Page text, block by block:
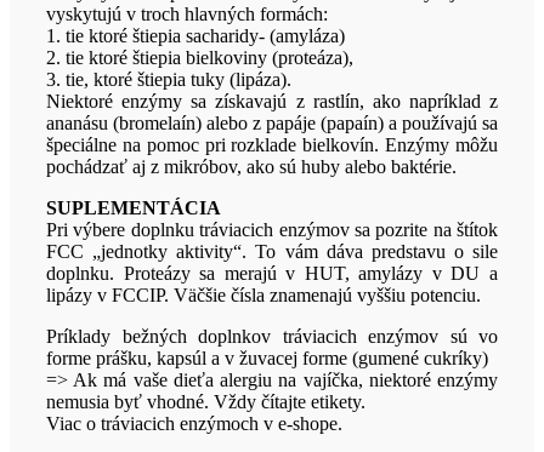
vyskytujú v troch hlavných formách:
1. tie ktoré štiepia sacharidy- (amyláza)
2. tie ktoré štiepia bielkoviny (proteáza),
3. tie, ktoré štiepia tuky (lipáza).
Niektoré enzýmy sa získavajú z rastlín, ako napríklad z
ananásu (bromelaín) alebo z papáje (papaín) a používajú sa
špeciálne na pomoc pri rozklade bielkovín. Enzýmy môžu
pochádzať aj z mikróbov, ako sú huby alebo baktérie.
SUPLEMENTÁCIA
Pri výbere doplnku tráviacich enzýmov sa pozrite na štítok
FCC „jednotky aktivity“. To vám dáva predstavu o sile
doplnku. Proteázy sa merajú v HUT, amylázy v DU a
lipázy v FCCIP. Väčšie čísla znamenajú vyššiu potenciu.
Príklady bežných doplnkov tráviacich enzýmov sú vo
forme prášku, kapsúl a v žuvacej forme (gumené cukríky)
=> Ak má vaše dieťa alergiu na vajíčka, niektoré enzýmy
nemusia byť vhodné. Vždy čítajte etikety.
Viac o tráviacich enzýmoch v e-shope.